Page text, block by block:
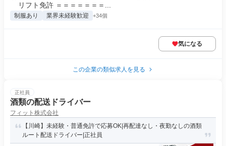
リフト免許 ＝＝＝＝＝＝＝...
制服あり 業界未経験歓迎 +34個
気になる
この企業の類似求人を見る
正社員
酒類の配送ドライバー
フィット株式会社
【川崎】未経験・普通免許で応募OK|再配達なし・夜勤なしの酒類
ルート配送ドライバー|正社員